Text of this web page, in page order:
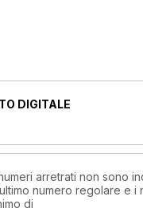
DIGITALE
arretrati non sono
numero regolare e
di